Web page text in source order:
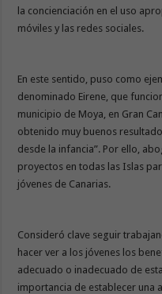
la concienciación en el uso
móviles y las redes sociales.
En este sentido, puso como
denominado Eirene, que
municipio de Moya, en Gran
obtenido muy buenos
desde la infancia”. Por ello,
proyectos en todas las Islas
jóvenes de Canarias.
Consideró clave seguir
hacer ver a los jóvenes los
adecuado o inadecuado de
importancia de establecer una